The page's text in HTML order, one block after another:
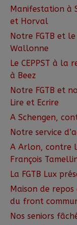
Manifestation à
et Horval
Notre FGTB et
Wallonne
Le CEPPST à la
à Beez
Notre FGTB et
Lire et Ecrire
A Schengen,
Notre service
A Arlon, contre
François
La FGTB Lux
Maison de repos
du front
Nos seniors